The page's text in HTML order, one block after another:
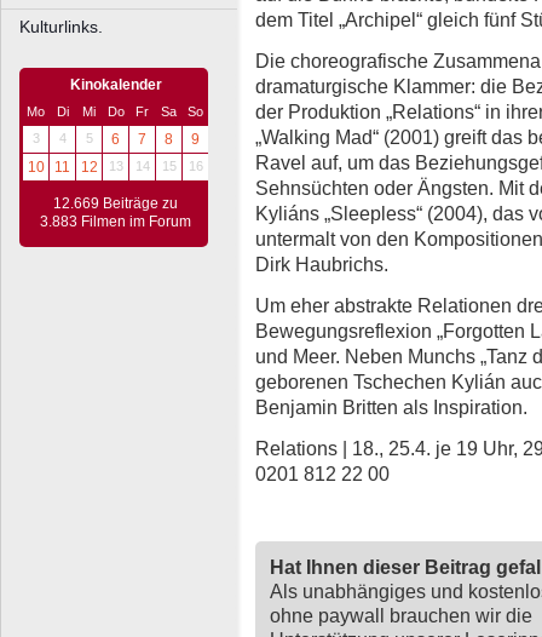
Kulturlinks.
Kinokalender
Mo Di Mi Do Fr Sa
So
3
4 5 6 7 8
9
10
11 12 13 14 15 16
12.669 Beiträge zu
3.883 Filmen im Forum
dem Titel „Archipel“ gleich fünf
Die choreografische
dramaturgische Klammer: die
der Produktion „Relations“ in
„Walking Mad“ (2001) greift das
Ravel auf, um das
Sehnsüchten oder Ängsten. Mit
Kyliáns „Sleepless“ (2004), das
untermalt von den
Dirk Haubrichs.
Um eher abstrakte Relationen
Bewegungsreflexion „Forgotten
und Meer. Neben Munchs „Tanz
geborenen Tschechen Kylián
Benjamin Britten als Inspiration.
Relations | 18., 25.4. je 19 Uhr,
0201 812 22 00
Hat Ihnen dieser Beitrag
Als unabhängiges und
ohne paywall brauchen wir die